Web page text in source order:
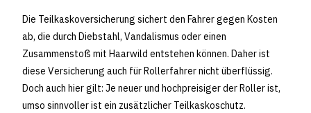
Die Teilkaskoversicherung sichert den Fahrer gegen Kosten
ab, die durch Diebstahl, Vandalismus oder einen
Zusammenstoß mit Haarwild entstehen können. Daher ist
diese Versicherung auch für Rollerfahrer nicht überflüssig.
Doch auch hier gilt: Je neuer und hochpreisiger der Roller ist,
umso sinnvoller ist ein zusätzlicher Teilkaskoschutz.